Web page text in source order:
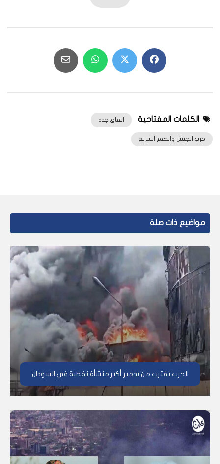
الكلمات المفتاحية اتفاق جدة
حرب الجيش والدعم السريع
مواضيع ذات صلة
الحرب تقترب من تدمير أكبر منشأة نفطية في السودان